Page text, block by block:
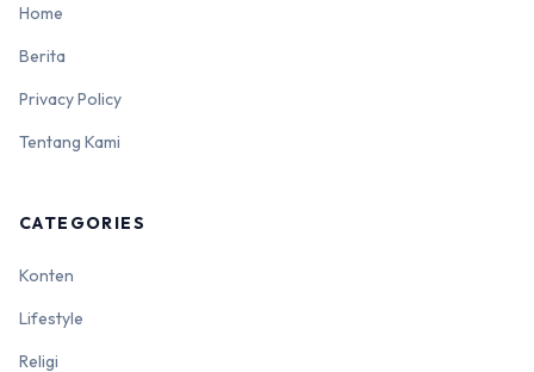
Home
Berita
Privacy Policy
Tentang Kami
CATEGORIES
Konten
Lifestyle
Religi